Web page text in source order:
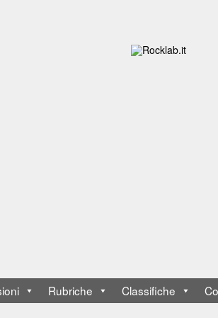
Rubriche Classifiche